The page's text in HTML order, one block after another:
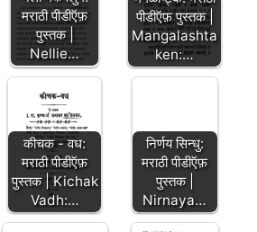
मराठी पीडीऍफ़
पुस्तक |
Nellie…
पीडीऍफ़ पुस्तक |
Mangalashta
ken:…
कीचक - वध:
मराठी पीडीऍफ़
पुस्तक | Kichak
Vadh:…
निर्णय सिन्धु:
मराठी पीडीऍफ़
पुस्तक |
Nirnaya…